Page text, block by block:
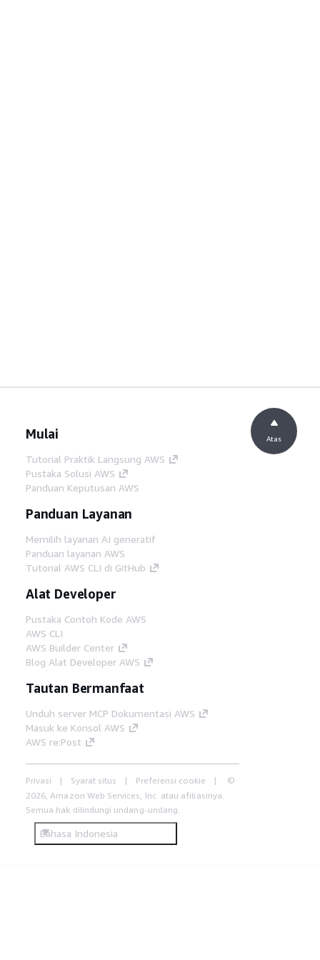
Mulai
Tutorial Praktik Langsung AWS
Pustaka Solusi AWS
Panduan Keputusan AWS
Panduan Layanan
Memilih layanan AI generatif
Panduan layanan AWS
Tutorial AWS CLI di GitHub
Alat Developer
Pustaka Contoh Kode AWS
AWS CLI
AWS Builder Center
Blog Alat Developer AWS
Tautan Bermanfaat
Unduh server MCP Dokumentasi AWS
Masuk ke Konsol AWS
AWS re:Post
Privasi Syarat situs Preferensi cookie
©
2026, Amazon Web Services, Inc. atau afiliasinya.
Semua hak dilindungi undang-undang.
Bahasa Indonesia
Atas